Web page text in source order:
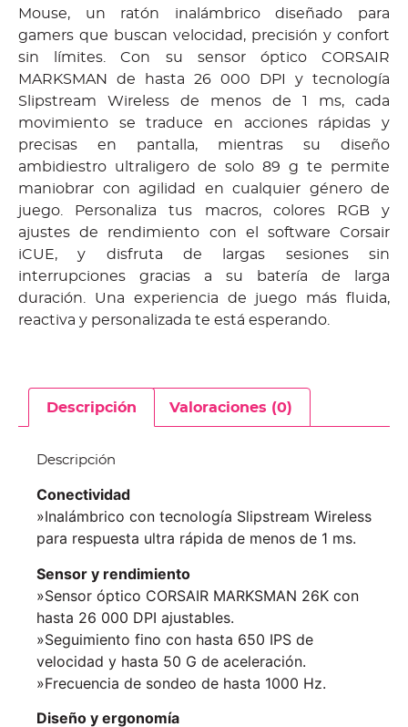
Mouse, un ratón inalámbrico diseñado para
gamers que buscan velocidad, precisión y confort
sin límites. Con su sensor óptico CORSAIR
MARKSMAN de hasta 26 000 DPI y tecnología
Slipstream Wireless de menos de 1 ms, cada
movimiento se traduce en acciones rápidas y
precisas en pantalla, mientras su diseño
ambidiestro ultraligero de solo 89 g te permite
maniobrar con agilidad en cualquier género de
juego. Personaliza tus macros, colores RGB y
ajustes de rendimiento con el software Corsair
iCUE, y disfruta de largas sesiones sin
interrupciones gracias a su batería de larga
duración. Una experiencia de juego más fluida,
reactiva y personalizada te está esperando.
Descripción Valoraciones (0)
Descripción
Conectividad
»Inalámbrico con tecnología Slipstream Wireless
para respuesta ultra rápida de menos de 1 ms.
Sensor y rendimiento
»Sensor óptico CORSAIR MARKSMAN 26K con
hasta 26 000 DPI ajustables.
»Seguimiento fino con hasta 650 IPS de
velocidad y hasta 50 G de aceleración.
»Frecuencia de sondeo de hasta 1000 Hz.
Diseño y ergonomía